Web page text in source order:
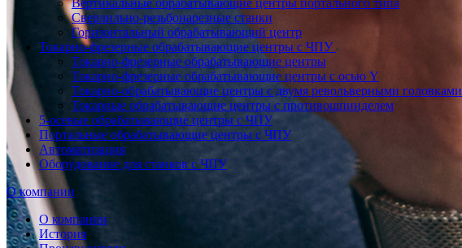
Вертикальные обрабатывающие центры портального типа
Сверлильно-резьбонарезные станки
Горизонтальный обрабатывающий центр
Токарно-фрезерные обрабатывающие центры с ЧПУ
Токарно-фрезерные обрабатывающие центры
Токарно-фрезерные обрабатывающие центры с осью Y
Токарно-обрабатывающие центры c двумя револьверными головками
Токарные обрабатывающие центры с противошпинделем
5-осевые обрабатывающие центры с ЧПУ
Портальные обрабатывающие центры с ЧПУ
Автоматизация
Оборудование для станков с ЧПУ
О компании
О компании
История